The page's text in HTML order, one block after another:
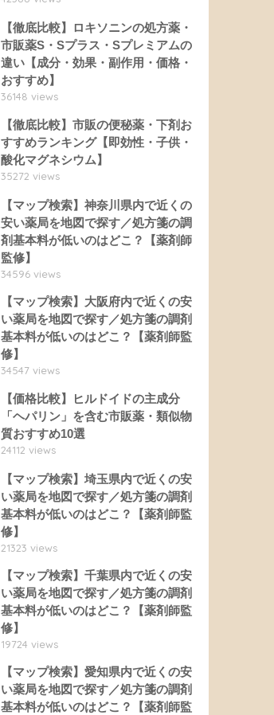
【徹底比較】ロキソニンの処方薬・
市販薬S・Sプラス・Sプレミアムの
違い【成分・効果・副作用・価格・
おすすめ】
36148 views
【徹底比較】市販の便秘薬・下剤お
すすめランキング【即効性・子供・
酸化マグネシウム】
35272 views
【マップ検索】神奈川県内で近くの
安い薬局を地図で探す／処方箋の調
剤基本料が低いのはどこ？【薬剤師
監修】
34596 views
【マップ検索】大阪府内で近くの安
い薬局を地図で探す／処方箋の調剤
基本料が低いのはどこ？【薬剤師監
修】
34547 views
【価格比較】ヒルドイドの主成分
「ヘパリン」を含む市販薬・類似物
質おすすめ10選
24112 views
【マップ検索】埼玉県内で近くの安
い薬局を地図で探す／処方箋の調剤
基本料が低いのはどこ？【薬剤師監
修】
21323 views
【マップ検索】千葉県内で近くの安
い薬局を地図で探す／処方箋の調剤
基本料が低いのはどこ？【薬剤師監
修】
19724 views
【マップ検索】愛知県内で近くの安
い薬局を地図で探す／処方箋の調剤
基本料が低いのはどこ？【薬剤師監